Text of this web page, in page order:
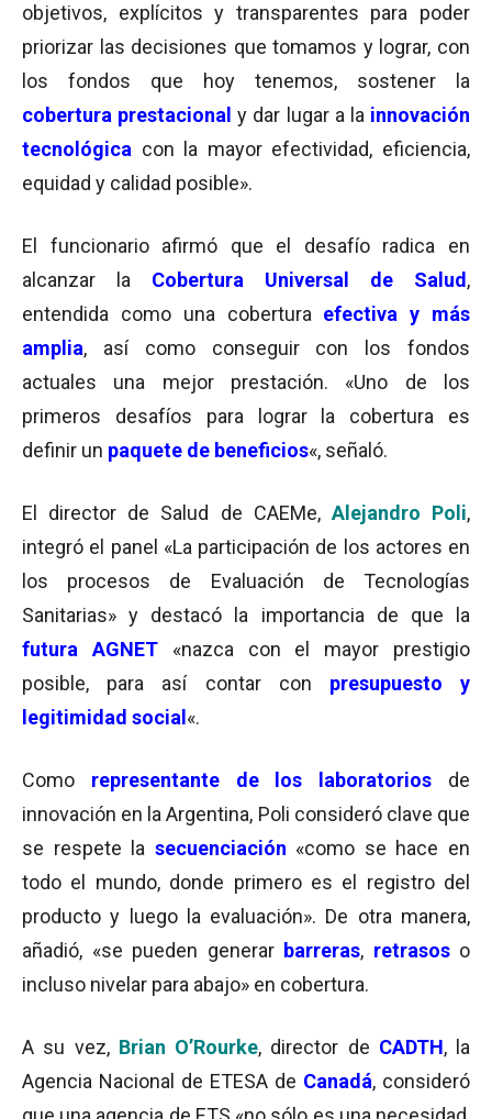
objetivos, explícitos y transparentes para poder
priorizar las decisiones que tomamos y lograr, con
los fondos que hoy tenemos, sostener la
cobertura prestacional y dar lugar a la innovación
tecnológica con la mayor efectividad, eficiencia,
equidad y calidad posible».
El funcionario afirmó que el desafío radica en
alcanzar la Cobertura Universal de Salud ,
entendida como una cobertura efectiva y más
amplia, así como conseguir con los fondos
actuales una mejor prestación. «Uno de los
primeros desafíos para lograr la cobertura es
definir un paquete de beneficios«, señaló.
El director de Salud de CAEMe, Alejandro Poli,
integró el panel «La participación de los actores en
los procesos de Evaluación de Tecnologías
Sanitarias» y destacó la importancia de que la
futura AGNET«nazca con el mayor prestigio
posible, para así contar con presupuesto y
legitimidad social «.
Como representante de los laboratorios de
innovación en la Argentina, Poli consideró clave que
se respete la secuenciación «como se hace en
todo el mundo, donde primero es el registro del
producto y luego la evaluación». De otra manera,
añadió, «se pueden generar barreras, retrasos o
incluso nivelar para abajo» en cobertura.
A su vez, Brian O’Rourke, director de CADTH, la
Agencia Nacional de ETESA de Canadá, consideró